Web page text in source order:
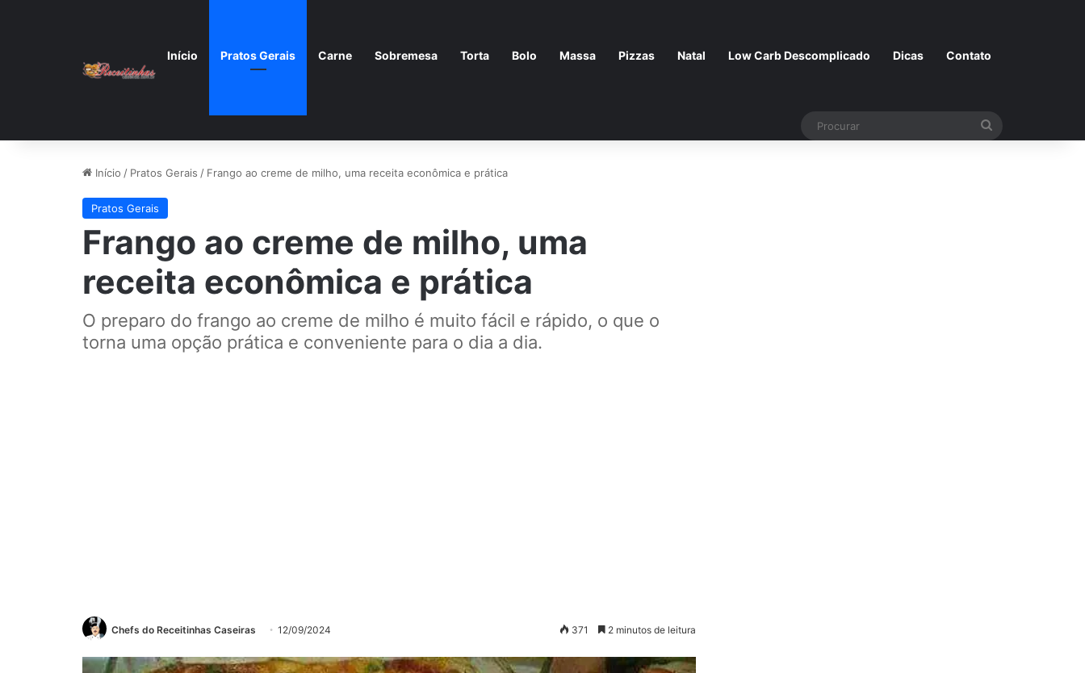
Início Pratos Gerais Carne Sobremesa Torta Bolo Massa Pizzas Natal Low Carb Descomplicado Dicas Contato
Início / Pratos Gerais / Frango ao creme de milho, uma receita econômica e prática
Pratos Gerais
Frango ao creme de milho, uma
receita econômica e prática
O preparo do frango ao creme de milho é muito fácil e rápido, o que o
torna uma opção prática e conveniente para o dia a dia.
Chefs do Receitinhas Caseiras 12/09/2024 371 2 minutos de leitura